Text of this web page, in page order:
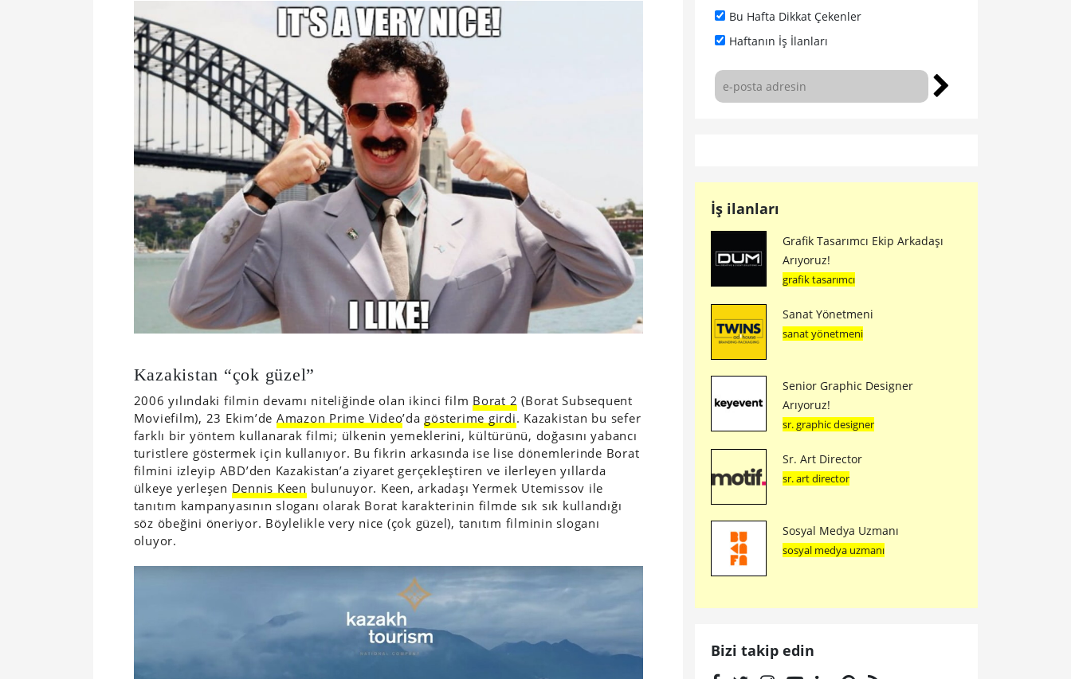
Kazakistan “çok güzel”
2006 yılındaki filmin devamı niteliğinde olan ikinci film Borat 2 (Borat Subsequent
Moviefilm), 23 Ekim’de Amazon Prime Video’da gösterime girdi. Kazakistan bu sefer
farklı bir yöntem kullanarak filmi; ülkenin yemeklerini, kültürünü, doğasını yabancı
turistlere göstermek için kullanıyor. Bu fikrin arkasında ise lise dönemlerinde Borat
filmini izleyip ABD’den Kazakistan’a ziyaret gerçekleştiren ve ilerleyen yıllarda
ülkeye yerleşen Dennis Keen bulunuyor. Keen, arkadaşı Yermek Utemissov ile
tanıtım kampanyasının sloganı olarak Borat karakterinin filmde sık sık kullandığı
söz öbeğini öneriyor. Böylelikle very nice (çok güzel), tanıtım filminin sloganı
oluyor.
Bu Hafta Dikkat Çekenler
Haftanın İş İlanları
İş ilanları
Grafik Tasarımcı Ekip Arkadaşı
Arıyoruz!
grafik tasarımcı
Sanat Yönetmeni
sanat yönetmeni
Senior Graphic Designer
Arıyoruz!
sr. graphic designer
Sr. Art Director
sr. art director
Sosyal Medya Uzmanı
sosyal medya uzmanı
Bizi takip edin